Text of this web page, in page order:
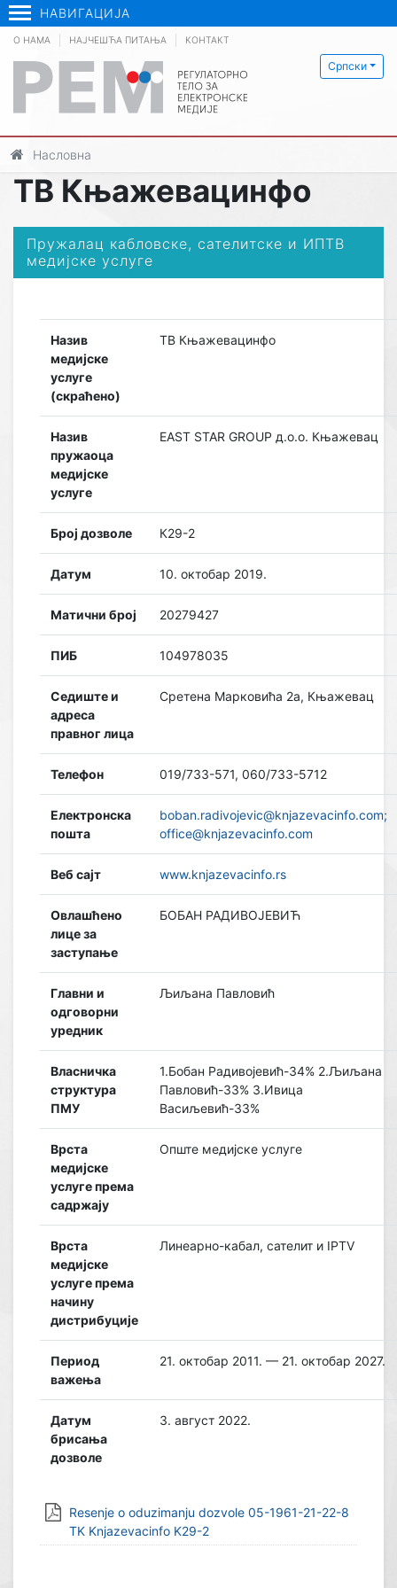
НАВИГАЦИЈА
Српски
О НАМА НАЈЧЕШЋА ПИТАЊА КОНТАКТ
Насловна
ТВ Књажевацинфо
Пружалац кабловске, сателитске и ИПТВ
медијске услуге
Назив
медијске
услуге
(скраћено)
ТВ Књажевацинфо
Назив
пружаоца
медијске
услуге
EAST STAR GROUP д.о.о. Књажевац
Број дозволе К29-2
Датум 10. октобар 2019.
Матични број 20279427
ПИБ 104978035
Седиште и
адреса
правног лица
Сретена Марковића 2а, Књажевац
Телефон 019/733-571, 060/733-5712
Електронска
пошта
boban.radivojevic@knjazevacinfo.com;
office@knjazevacinfo.com
Веб сајт www.knjazevacinfo.rs
Овлашћено
лице за
заступање
БОБАН РАДИВОЈЕВИЋ
Главни и
одговорни
уредник
Љиљана Павловић
Власничка
структура
ПМУ
1.Бобан Радивојевић-34% 2.Љиљана
Павловић-33% 3.Ивица
Васиљевић-33%
Врста
медијске
услуге према
садржају
Опште медијске услуге
Врста
медијске
услуге према
начину
дистрибуције
Линеарно-кабал, сателит и IPTV
Период
важења
21. октобар 2011. — 21. октобар 2027.
Датум
брисања
дозволе
3. август 2022.
Resenje o oduzimanju dozvole 05-1961-21-22-8
TK Knjazevacinfo K29-2